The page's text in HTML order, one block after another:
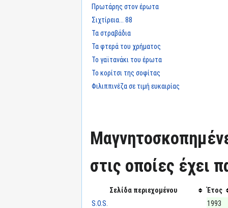
Πρωτάρης στον έρωτα
Σιχτίρεια... 88
Τα στραβάδια
Τα φτερά του χρήματος
Το γαϊτανάκι του έρωτα
Το κορίτσι της σοφίτας
Φιλιππινέζα σε τιμή ευκαιρίας
στις οποίες έχει
Σελίδα περιεχομένου
Έτος
S.O.S.
1993